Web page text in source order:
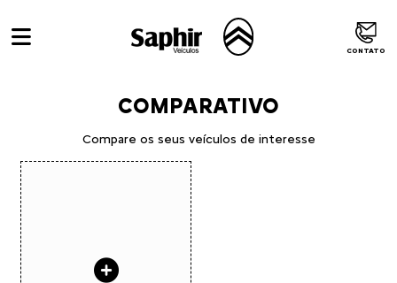
CONTATO
COMPARATIVO
Compare os seus veículos de interesse